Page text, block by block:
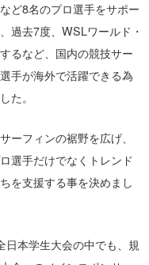
ど8名のプロ選手をサポー
過去7度、WSLワールド・
るなど、国内の競技サー
手が海外で活躍できる為
た。
ーフィンの裾野を広げ、
選手だけでなくトレンド
を支援する事を決めまし
日本学生大会の中でも、規